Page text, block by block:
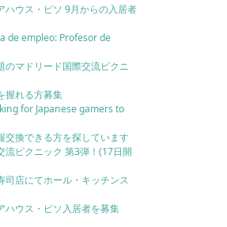
ハウス・ピソ 9月からの入居者
de empleo: Profesor de
のマドリード国際交流ピクニ
握れる方募集
for Japanese gamers to
交換できる方を探しています
流ピクニック 第3弾！(17日開
司店にてホール・キッチンス
ハウス・ピソ入居者を募集